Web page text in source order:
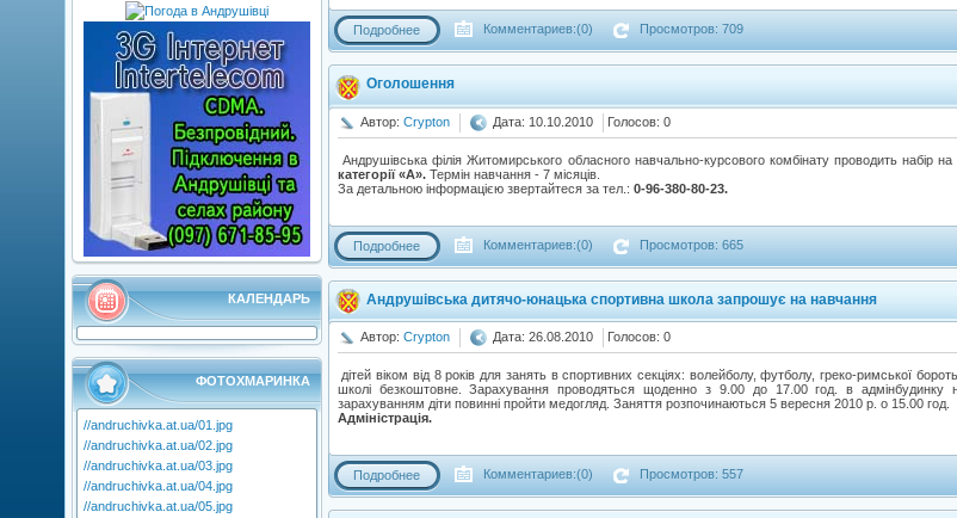
КАЛЕНДАРЬ
ФОТОХМАРИНКА
//andruchivka.at.ua/01.jpg
//andruchivka.at.ua/02.jpg
//andruchivka.at.ua/03.jpg
//andruchivka.at.ua/04.jpg
//andruchivka.at.ua/05.jpg
Подробнее Комментариев:(0) Просмотров: 709
Оголошення
Автор: Crypton Дата: 10.10.2010 Голосов: 0
Андрушівська філія Житомирського обласного навчально-курсового комбінату проводить набір
категорії «А». Термін навчання - 7 місяців.
За детальною інформацією звертайтеся за тел.: 0-96-380-80-23.
Подробнее Комментариев:(0) Просмотров: 665
Андрушівська дитячо-юнацька спортивна школа запрошує на навчання
Автор: Crypton Дата: 26.08.2010 Голосов: 0
дітей віком від 8 років для занять в спортивних секціях: волейболу, футболу, греко-римської
школі безкоштовне. Зарахування проводяться щоденно з 9.00 до 17.00 год. в адмінбудинку
зарахуванням діти повинні пройти медогляд. Заняття розпочинаються 5 вересня 2010 р. о 15.00 год.
Адміністрація.
Подробнее Комментариев:(0) Просмотров: 557